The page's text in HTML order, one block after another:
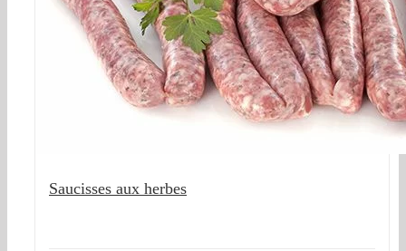
Saucisses aux herbes